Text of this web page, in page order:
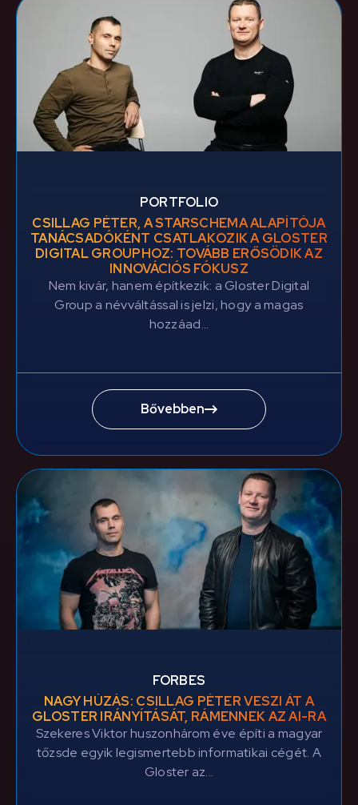
PORTFOLIO
CSILLAG PÉTER, A STARSCHEMA ALAPÍTÓJA
TANÁCSADÓKÉNT CSATLAKOZIK A GLOSTER
DIGITAL GROUPHOZ: TOVÁBB ERŐSÖDIK AZ
INNOVÁCIÓS FÓKUSZ
Nem kivár, hanem építkezik: a Gloster Digital
Group a névváltással is jelzi, hogy a magas
hozzáad...
Bővebben
FORBES
NAGY HÚZÁS: CSILLAG PÉTER VESZI ÁT A
GLOSTER IRÁNYÍTÁSÁT, RÁMENNEK AZ AI-RA
Szekeres Viktor huszonhárom éve építi a magyar
tőzsde egyik legismertebb informatikai cégét. A
Gloster az...